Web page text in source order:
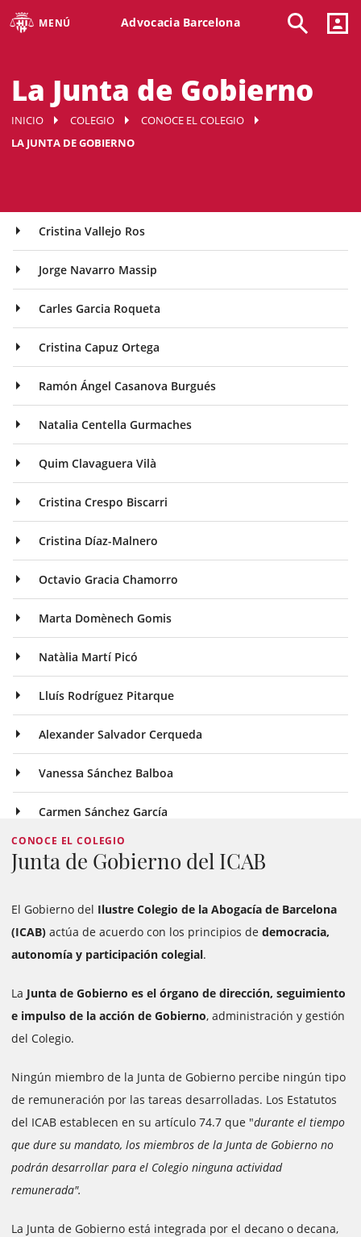
MENÚ Advocacia Barcelona
La Junta de Gobierno
INICIO COLEGIO
CONOCE EL COLEGIO
LA JUNTA DE GOBIERNO
Cristina Vallejo Ros
Jorge Navarro Massip
Carles Garcia Roqueta
Cristina Capuz Ortega
Ramón Ángel Casanova Burgués
Natalia Centella Gurmaches
Quim Clavaguera Vilà
Cristina Crespo Biscarri
Cristina Díaz-Malnero
Octavio Gracia Chamorro
Marta Domènech Gomis
Natàlia Martí Picó
Lluís Rodríguez Pitarque
Alexander Salvador Cerqueda
Vanessa Sánchez Balboa
Carmen Sánchez García
CONOCE EL COLEGIO
Junta de Gobierno del ICAB
El Gobierno del Ilustre Colegio de la Abogacía de Barcelona
(ICAB) actúa de acuerdo con los principios de democracia,
autonomía y participación colegial.
La Junta de Gobierno es el órgano de dirección, seguimiento
e impulso de la acción de Gobierno, administración y gestión
del Colegio.
Ningún miembro de la Junta de Gobierno percibe ningún tipo
de remuneración por las tareas desarrolladas. Los Estatutos
del ICAB establecen en su artículo 74.7 que "durante el tiempo
que dure su mandato, los miembros de la Junta de Gobierno no
podrán desarrollar para el Colegio ninguna actividad
remunerada".
La Junta de Gobierno está integrada por el decano o decana,